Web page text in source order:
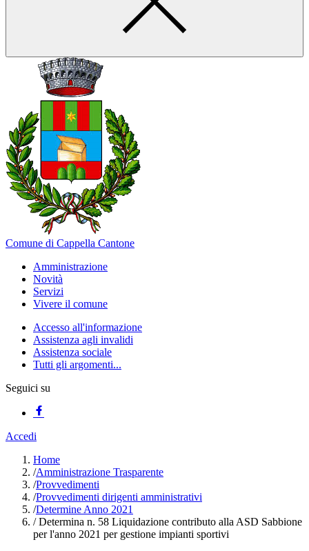
Comune di Cappella Cantone
Amministrazione
Novità
Servizi
Vivere il comune
Accesso all'informazione
Assistenza agli invalidi
Assistenza sociale
Tutti gli argomenti...
Seguici su
Accedi
Home
/Amministrazione Trasparente
/Provvedimenti
/Provvedimenti dirigenti amministrativi
/Determine Anno 2021
/Determina n. 58 Liquidazione contributo alla ASD Sabbione
per l'anno 2021 per gestione impianti sportivi